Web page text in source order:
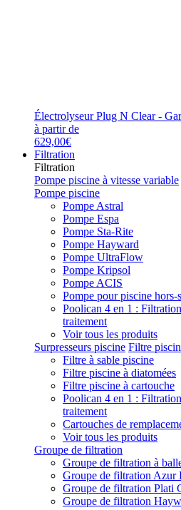
Électrolyseur Plug N Clear -
à partir de
629,00€
Filtration
Filtration
Pompe piscine à vitesse variable
Pompe piscine
Pompe Astral
Pompe Espa
Pompe Sta-Rite
Pompe Hayward
Pompe UltraFlow
Pompe Kripsol
Pompe ACIS
Pompe pour piscine hors-
Poolican 4 en 1 :
traitement
Voir tous les produits
Surpresseurs piscine Filtre
Filtre à sable piscine
Filtre piscine à diatomées
Filtre piscine à cartouche
Poolican 4 en 1 :
traitement
Cartouches de
Voir tous les produits
Groupe de filtration
Groupe de filtration à
Groupe de filtration Azur
Groupe de filtration Plati
Groupe de filtration